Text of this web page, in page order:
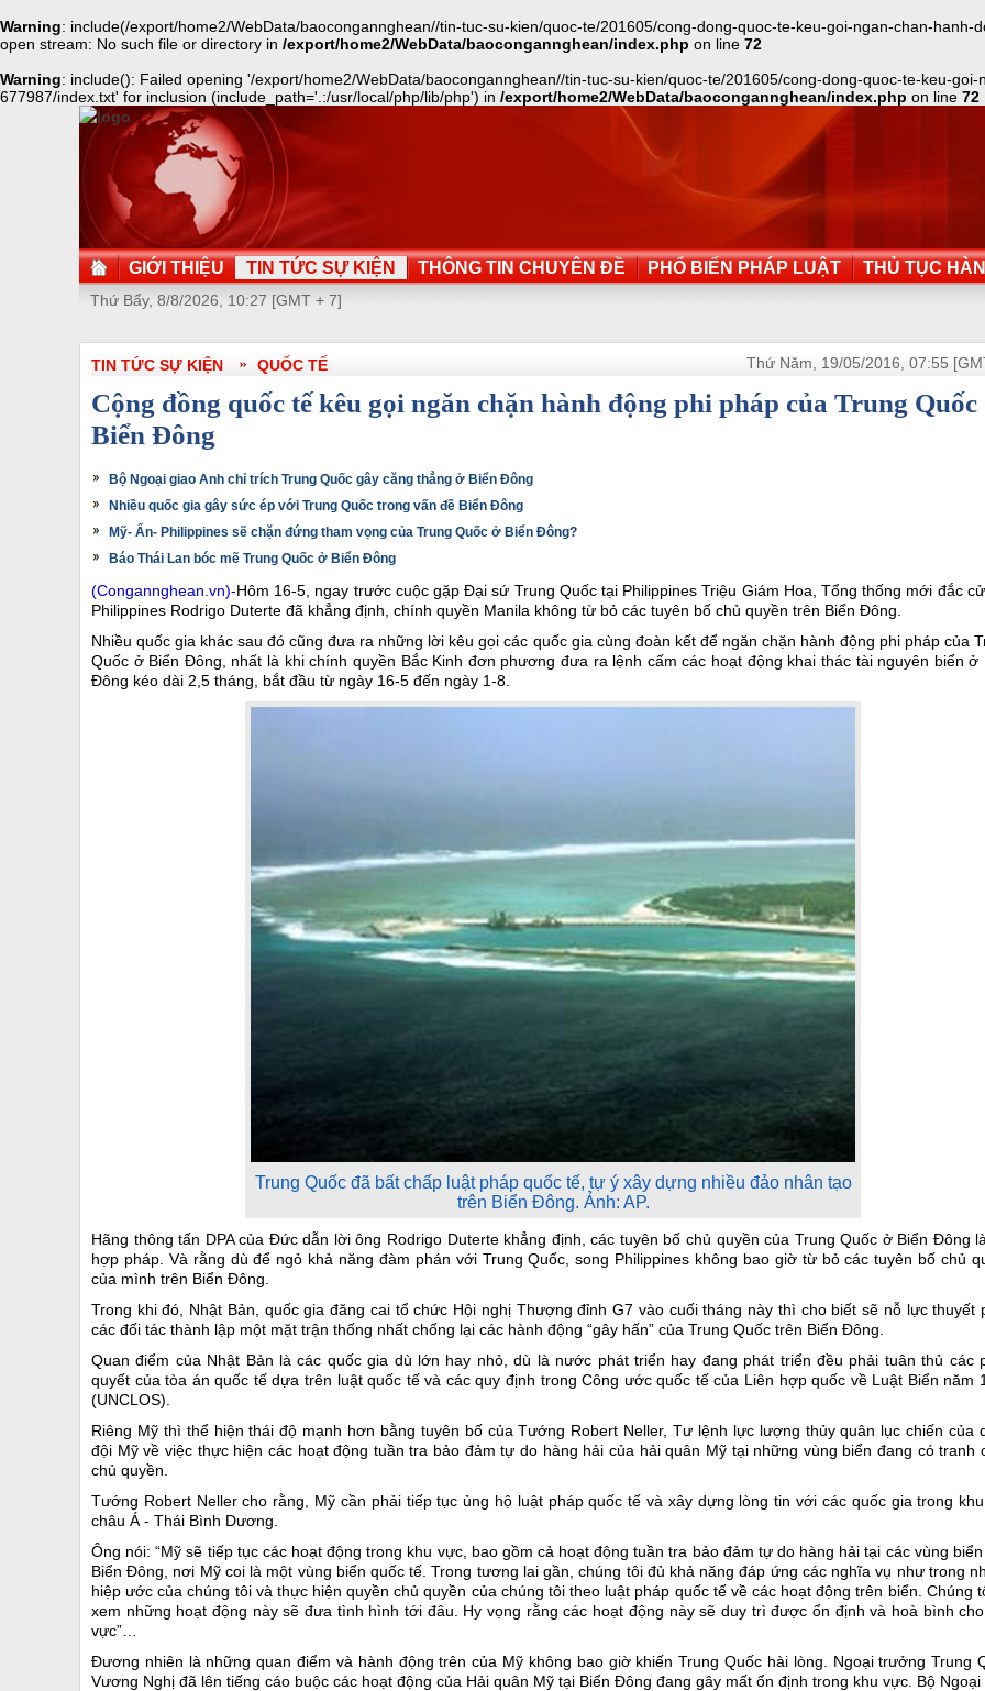
Warning: include(/export/home2/WebData/baocongannghean//tin-tuc-su-kien/quoc-te/201605/cong-dong-quoc-te-keu-goi-ngan-chan-
open stream: No such file or directory in /export/home2/WebData/baocongannghean/index.php on line 72
Warning: include(): Failed opening '/export/home2/WebData/baocongannghean//tin-tuc-su-kien/quoc-te/201605/cong-dong-quoc-te-keu-
677987/index.txt' for inclusion (include_path='.:/usr/local/php/lib/php') in /export/home2/WebData/baocongannghean/index.php on line 72
GIỚI THIỆU TIN TỨC SỰ KIỆN THÔNG TIN CHUYÊN ĐỀ PHỔ BIẾN PHÁP LUẬT THỦ TỤC
Thứ Bẩy, 8/8/2026, 10:27 [GMT + 7]
TIN TỨC SỰ KIỆN QUỐC TẾ Thứ Năm, 19/05/2016, 07:55
Cộng đồng quốc tế kêu gọi ngăn chặn hành động phi pháp của Trung Quốc
Biển Đông
Bộ Ngoại giao Anh chỉ trích Trung Quốc gây căng thẳng ở Biển Đông
Nhiều quốc gia gây sức ép với Trung Quốc trong vấn đề Biển Đông
Mỹ- Ấn- Philippines sẽ chặn đứng tham vọng của Trung Quốc ở Biển Đông?
Báo Thái Lan bóc mẽ Trung Quốc ở Biển Đông
(Congannghean.vn)-Hôm 16-5, ngay trước cuộc gặp Đại sứ Trung Quốc tại Philippines Triệu Giám Hoa, Tổng thống mới đắc
Philippines Rodrigo Duterte đã khẳng định, chính quyền Manila không từ bỏ các tuyên bố chủ quyền trên Biển Đông.
Nhiều quốc gia khác sau đó cũng đưa ra những lời kêu gọi các quốc gia cùng đoàn kết để ngăn chặn hành động phi pháp của
Quốc ở Biển Đông, nhất là khi chính quyền Bắc Kinh đơn phương đưa ra lệnh cấm các hoạt động khai thác tài nguyên biển ở
Đông kéo dài 2,5 tháng, bắt đầu từ ngày 16-5 đến ngày 1-8.
Trung Quốc đã bất chấp luật pháp quốc tế, tự ý xây dựng nhiều đảo nhân tạo
trên Biển Đông. Ảnh: AP.
Hãng thông tấn DPA của Đức dẫn lời ông Rodrigo Duterte khẳng định, các tuyên bố chủ quyền của Trung Quốc ở Biển Đông
hợp pháp. Và rằng dù để ngỏ khả năng đàm phán với Trung Quốc, song Philippines không bao giờ từ bỏ các tuyên bố chủ
của mình trên Biển Đông.
Trong khi đó, Nhật Bản, quốc gia đăng cai tổ chức Hội nghị Thượng đỉnh G7 vào cuối tháng này thì cho biết sẽ nỗ lực thuyết
các đối tác thành lập một mặt trận thống nhất chống lại các hành động “gây hấn” của Trung Quốc trên Biển Đông.
Quan điểm của Nhật Bản là các quốc gia dù lớn hay nhỏ, dù là nước phát triển hay đang phát triển đều phải tuân thủ các
quyết của tòa án quốc tế dựa trên luật quốc tế và các quy định trong Công ước quốc tế của Liên hợp quốc về Luật Biển năm
(UNCLOS).
Riêng Mỹ thì thể hiện thái độ mạnh hơn bằng tuyên bố của Tướng Robert Neller, Tư lệnh lực lượng thủy quân lục chiến của
đội Mỹ về việc thực hiện các hoạt động tuần tra bảo đảm tự do hàng hải của hải quân Mỹ tại những vùng biển đang có tranh
chủ quyền.
Tướng Robert Neller cho rằng, Mỹ cần phải tiếp tục ủng hộ luật pháp quốc tế và xây dựng lòng tin với các quốc gia trong
châu Á - Thái Bình Dương.
Ông nói: “Mỹ sẽ tiếp tục các hoạt động trong khu vực, bao gồm cả hoạt động tuần tra bảo đảm tự do hàng hải tại các vùng
Biển Đông, nơi Mỹ coi là một vùng biển quốc tế. Trong tương lai gần, chúng tôi đủ khả năng đáp ứng các nghĩa vụ như trong
hiệp ước của chúng tôi và thực hiện quyền chủ quyền của chúng tôi theo luật pháp quốc tế về các hoạt động trên biển. Chúng
xem những hoạt động này sẽ đưa tình hình tới đâu. Hy vọng rằng các hoạt động này sẽ duy trì được ổn định và hoà bình
vực”…
Đương nhiên là những quan điểm và hành động trên của Mỹ không bao giờ khiến Trung Quốc hài lòng. Ngoại trưởng Trung
Vương Nghị đã lên tiếng cáo buộc các hoạt động của Hải quân Mỹ tại Biển Đông đang gây mất ổn định trong khu vực. Bộ Ngoại